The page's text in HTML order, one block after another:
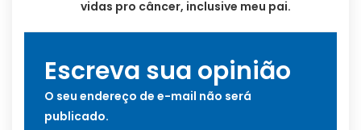
vidas pro câncer, inclusive meu pai.
Escreva sua opinião
O seu endereço de e-mail não será
publicado.